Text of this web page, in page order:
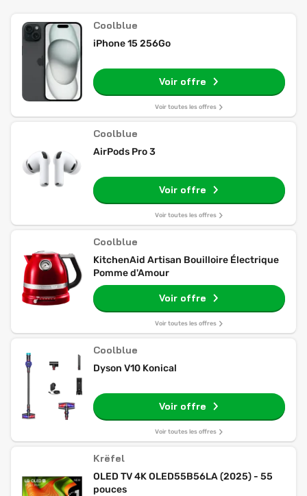
Coolblue
iPhone 15 256Go
Voir offre
Voir toutes les offres
Coolblue
AirPods Pro 3
Voir offre
Voir toutes les offres
Coolblue
KitchenAid Artisan Bouilloire Électrique
Pomme d'Amour
Voir offre
Voir toutes les offres
Coolblue
Dyson V10 Konical
Voir offre
Voir toutes les offres
Krëfel
OLED TV 4K OLED55B56LA (2025) - 55
pouces